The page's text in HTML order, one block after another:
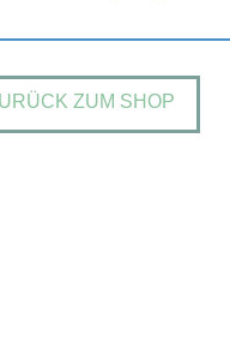
ZUM SHOP